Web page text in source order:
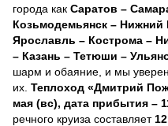
города как Саратов –
Козьмодемьянск – Нижний
Ярославль – Кострома –
– Казань – Тетюши –
шарм и обаяние, и мы
их. Теплоход «Дмитрий
мая (вс), дата прибытия –
речного круиза составляет